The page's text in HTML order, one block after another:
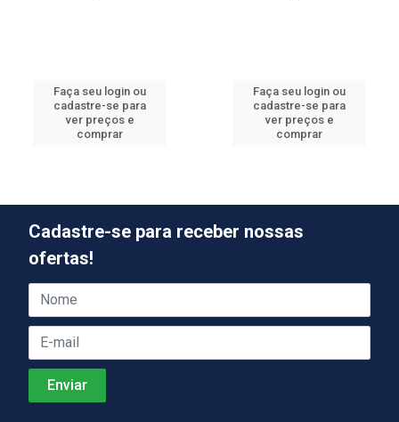
Faça seu login ou
cadastre-se para
ver preços e
comprar
Faça seu login ou
cadastre-se para
ver preços e
comprar
Cadastre-se para receber nossas
ofertas!